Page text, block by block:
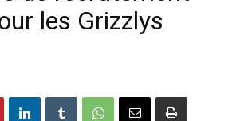
les Grizzlys